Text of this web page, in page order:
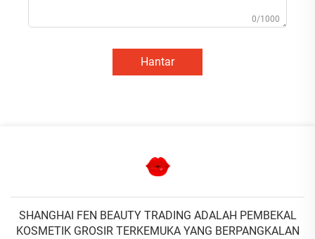
0/1000
Hantar
SHANGHAI FEN BEAUTY TRADING ADALAH PEMBEKAL
KOSMETIK GROSIR TERKEMUKA YANG BERPANGKALAN